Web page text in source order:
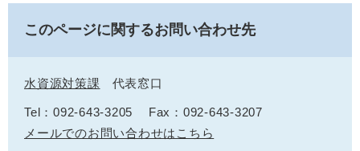
このページに関するお問い合わせ先
水資源対策課 代表窓口
Tel：092-643-3205
Fax：092-643-3207
メールでのお問い合わせはこちら